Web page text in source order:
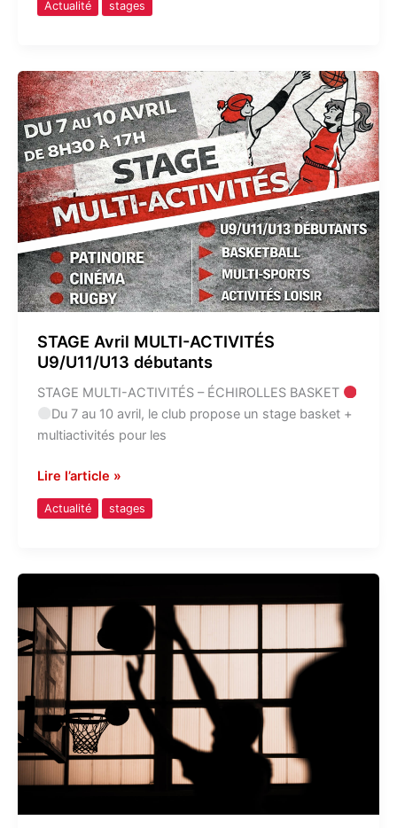
Actualité stages
STAGE Avril MULTI-ACTIVITÉS
U9/U11/U13 débutants
STAGE MULTI-ACTIVITÉS – ÉCHIROLLES BASKET
Du 7 au 10 avril, le club propose un stage basket +
multiactivités pour les
STAGE
Avril
MULTI-
ACTIVITÉS
U9/U11/U13
débutants
Lire l’article »
Actualité stages
de
la
Toussaint